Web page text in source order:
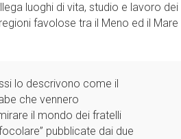
luoghi di vita, studio e lavoro dei
favolose tra il Meno ed il Mare
lo descrivono come il
che vennero
il mondo dei fratelli
pubblicate dai due